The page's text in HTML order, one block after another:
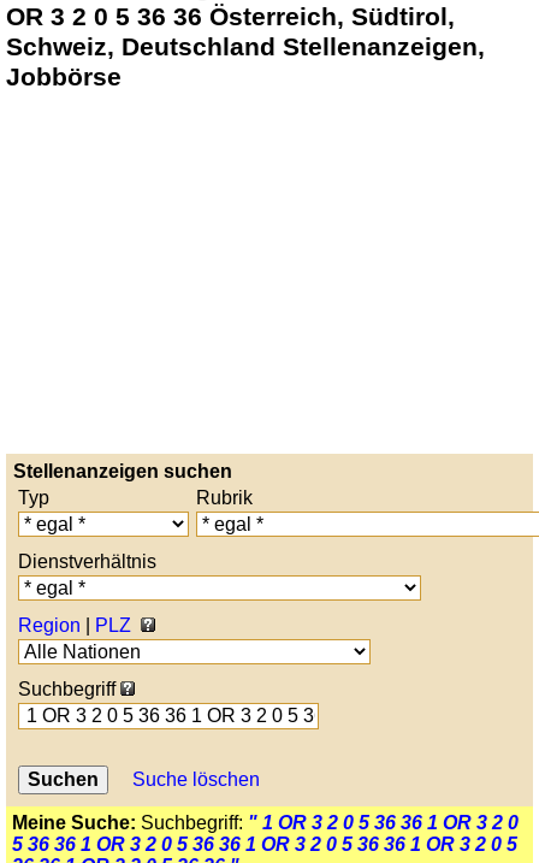
OR 3 2 0 5 36 36 Österreich, Südtirol,
Schweiz, Deutschland Stellenanzeigen,
Jobbörse
Stellenanzeigen suchen
Typ
Rubrik
Dienstverhältnis
Region PLZ
Suchbegriff
Suche löschen
Meine Suche: Suchbegriff: " 1 OR 3 2 0 5 36 36 1 OR 3 2 0
5 36 36 1 OR 3 2 0 5 36 36 1 OR 3 2 0 5 36 36 1 OR 3 2 0 5